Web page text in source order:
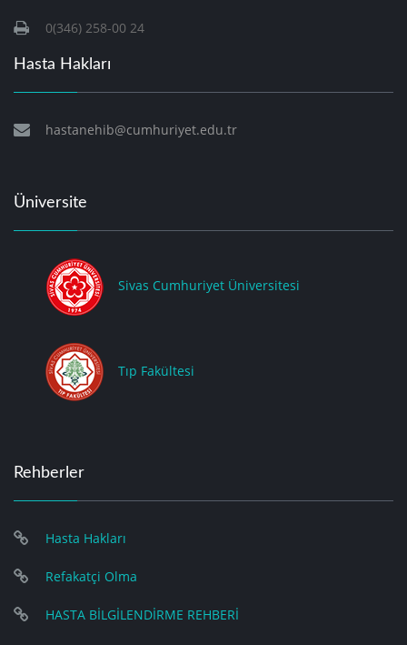
0(346) 258-00 24
Hasta Hakları
hastanehib@cumhuriyet.edu.tr
Üniversite
Sivas Cumhuriyet Üniversitesi
Tıp Fakültesi
Rehberler
Hasta Hakları
Refakatçi Olma
HASTA BİLGİLENDİRME REHBERİ